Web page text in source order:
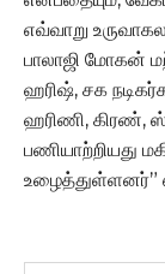
எவ்வாறு
பாலாஜி மோகன்
ஹரிஷ், சக
ஹரிணி, கிரண்,
பணியாற்றியது
உழைத்துள்ளனர்”